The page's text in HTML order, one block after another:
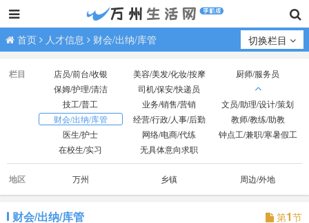
首页 人才信息 财会/出纳/库管 切换栏目
栏目 店员/前台/收银 美容/美发/化妆/按摩
厨师/服务员
保姆/护理/清洁
司机/保安/快递员
技工/普工
业务/销售/营销
文员/助理/设计/策划
财会/出纳/库管
经营/行政/人事/后勤
教师/教练/助教
医生/护士
网络/电商/代练
钟点工/兼职/寒暑假工
在校生/实习
无具体意向求职
地区 万州 乡镇 周边/外地
财会/出纳/库管 第1节